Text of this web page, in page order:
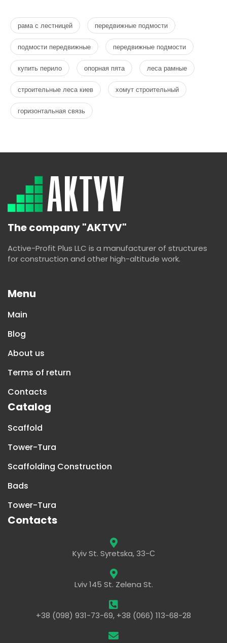
рама с лестницей передвижные подмости
подмости передвижные передвижные подмости
купить перило опорная пята леса рамные
строительные леса киев хомут строительный
горизонтальная связь
The company "AKTYV"
Active-Profit Plus LLC is a manufacturer of structures
for construction and other high-altitude work.
Menu
Main
Blog
About us
Terms of return
Contacts
Catalog
Scaffold
Tower-Tura
Scaffolding Construction
Bads
Tower-Tura
Contacts
Kyiv St. Syretska, 33-С
Lviv 145 St. Zelena St.
+38 (098) 931-73-69, +38 (066) 113-68-28